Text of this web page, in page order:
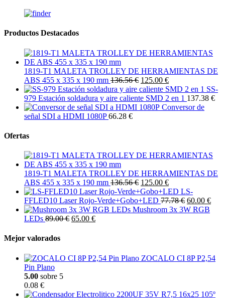
Productos Destacados
1819-T1 MALETA TROLLEY DE HERRAMIENTAS DE
ABS 455 x 335 x 190 mm 136.56 € 125.00 €
SS-
979 Estación soldadura y aire caliente SMD 2 en 1 137.38 €
Conversor de
señal SDI a HDMI 1080P 66.28 €
Ofertas
1819-T1 MALETA TROLLEY DE HERRAMIENTAS DE
ABS 455 x 335 x 190 mm 136.56 € 125.00 €
LS-
FFLED10 Laser Rojo-Verde+Gobo+LED 77.78 € 60.00 €
Mushroom 3x 3W RGB
LEDs 89.00 € 65.00 €
Mejor valorados
ZOCALO CI 8P P2,54
Pin Plano
5.00 sobre 5
0.08 €